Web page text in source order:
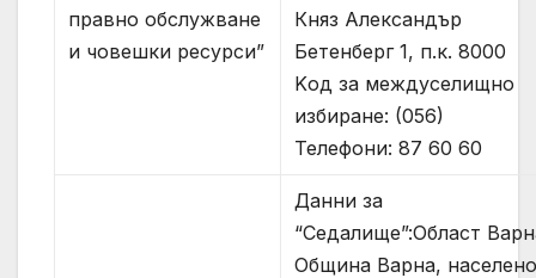
правно обслужване
и човешки ресурси”
Княз Александър
Бетенберг 1, п.к. 8000
Kод за междуселищно
избиране: (056)
Телефони: 87 60 60
Данни за
“Седалище”:Област
Община Варна,